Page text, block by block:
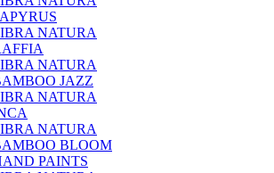
NATURA
NATURA
JAZZ
NATURA
NATURA
BLOOM
PAINTS